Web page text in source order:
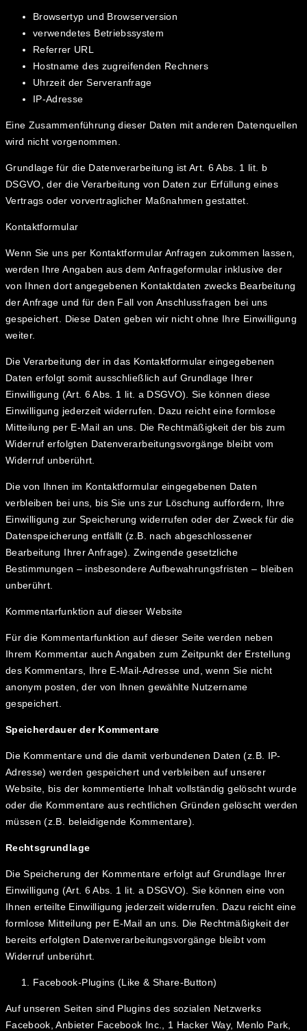
Browsertyp und Browserversion
verwendetes Betriebssystem
Referrer URL
Hostname des zugreifenden Rechners
Uhrzeit der Serveranfrage
IP-Adresse
Eine Zusammenführung dieser Daten mit anderen Datenquellen
wird nicht vorgenommen.
Grundlage für die Datenverarbeitung ist Art. 6 Abs. 1 lit. b
DSGVO, der die Verarbeitung von Daten zur Erfüllung eines
Vertrags oder vorvertraglicher Maßnahmen gestattet.
Kontaktformular
Wenn Sie uns per Kontaktformular Anfragen zukommen lassen,
werden Ihre Angaben aus dem Anfrageformular inklusive der
von Ihnen dort angegebenen Kontaktdaten zwecks Bearbeitung
der Anfrage und für den Fall von Anschlussfragen bei uns
gespeichert. Diese Daten geben wir nicht ohne Ihre Einwilligung
weiter.
Die Verarbeitung der in das Kontaktformular eingegebenen
Daten erfolgt somit ausschließlich auf Grundlage Ihrer
Einwilligung (Art. 6 Abs. 1 lit. a DSGVO). Sie können diese
Einwilligung jederzeit widerrufen. Dazu reicht eine formlose
Mitteilung per E-Mail an uns. Die Rechtmäßigkeit der bis zum
Widerruf erfolgten Datenverarbeitungsvorgänge bleibt vom
Widerruf unberührt.
Die von Ihnen im Kontaktformular eingegebenen Daten
verbleiben bei uns, bis Sie uns zur Löschung auffordern, Ihre
Einwilligung zur Speicherung widerrufen oder der Zweck für die
Datenspeicherung entfällt (z.B. nach abgeschlossener
Bearbeitung Ihrer Anfrage). Zwingende gesetzliche
Bestimmungen – insbesondere Aufbewahrungsfristen – bleiben
unberührt.
Kommentarfunktion auf dieser Website
Für die Kommentarfunktion auf dieser Seite werden neben
Ihrem Kommentar auch Angaben zum Zeitpunkt der Erstellung
des Kommentars, Ihre E-Mail-Adresse und, wenn Sie nicht
anonym posten, der von Ihnen gewählte Nutzername
gespeichert.
Speicherdauer der Kommentare
Die Kommentare und die damit verbundenen Daten (z.B. IP-
Adresse) werden gespeichert und verbleiben auf unserer
Website, bis der kommentierte Inhalt vollständig gelöscht wurde
oder die Kommentare aus rechtlichen Gründen gelöscht werden
müssen (z.B. beleidigende Kommentare).
Rechtsgrundlage
Die Speicherung der Kommentare erfolgt auf Grundlage Ihrer
Einwilligung (Art. 6 Abs. 1 lit. a DSGVO). Sie können eine von
Ihnen erteilte Einwilligung jederzeit widerrufen. Dazu reicht eine
formlose Mitteilung per E-Mail an uns. Die Rechtmäßigkeit der
bereits erfolgten Datenverarbeitungsvorgänge bleibt vom
Widerruf unberührt.
Facebook-Plugins (Like & Share-Button)
Auf unseren Seiten sind Plugins des sozialen Netzwerks
Facebook, Anbieter Facebook Inc., 1 Hacker Way, Menlo Park,